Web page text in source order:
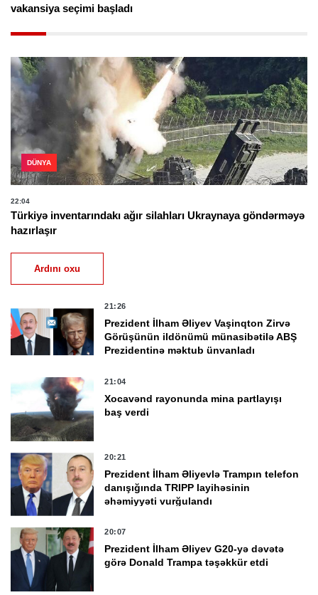
vakansiya seçimi başladı
DÜNYA
22:04
Türkiyə inventarındakı ağır silahları Ukraynaya göndərməyə
hazırlaşır
Ardını oxu
21:26
Prezident İlham Əliyev Vaşinqton Zirvə
Görüşünün ildönümü münasibətilə ABŞ
Prezidentinə məktub ünvanladı
21:04
Xocavənd rayonunda mina partlayışı
baş verdi
20:21
Prezident İlham Əliyevlə Trampın telefon
danışığında TRIPP layihəsinin
əhəmiyyəti vurğulandı
20:07
Prezident İlham Əliyev G20-yə dəvətə
görə Donald Trampa təşəkkür etdi